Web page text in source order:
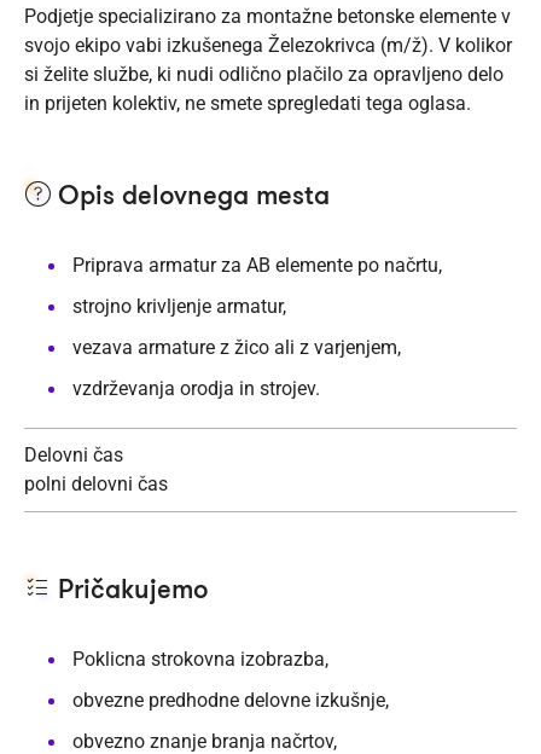
Podjetje specializirano za montažne betonske elemente v
svojo ekipo vabi izkušenega Železokrivca (m/ž). V kolikor
si želite službe, ki nudi odlično plačilo za opravljeno delo
in prijeten kolektiv, ne smete spregledati tega oglasa.
Opis delovnega mesta
Priprava armatur za AB elemente po načrtu,
strojno krivljenje armatur,
vezava armature z žico ali z varjenjem,
vzdrževanja orodja in strojev.
Delovni čas
polni delovni čas
Pričakujemo
Poklicna strokovna izobrazba,
obvezne predhodne delovne izkušnje,
obvezno znanje branja načrtov,